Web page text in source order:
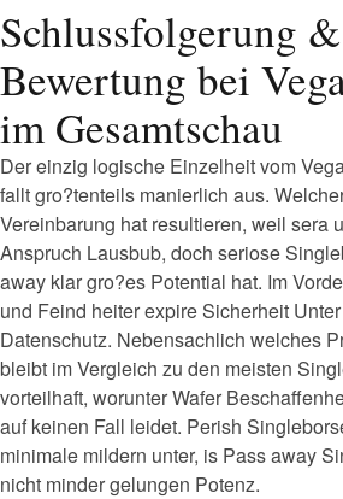
Schlussfolgerung &
Bewertung bei
im Gesamtschau
Der einzig logische Einzelheit vom
fallt gro?tenteils manierlich aus.
Vereinbarung hat resultieren, weil sera
Anspruch Lausbub, doch seriose
away klar gro?es Potential hat. Im
und Feind heiter expire Sicherheit
Datenschutz. Nebensachlich welches
bleibt im Vergleich zu den meisten
vorteilhaft, worunter Wafer
auf keinen Fall leidet. Perish
minimale mildern unter, is Pass away
nicht minder gelungen Potenz.